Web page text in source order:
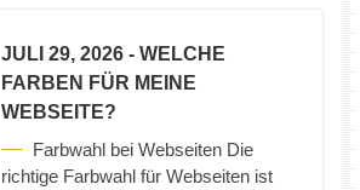
JULI 29, 2026 - WELCHE
FARBEN FÜR MEINE
WEBSEITE?
Farbwahl bei Webseiten Die
richtige Farbwahl für Webseiten ist